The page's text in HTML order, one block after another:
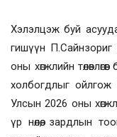
Хэлэлцэж буй
гишүүн П.Сайнзориг
оны хөгжлийн
холбогдлыг ойлгож
Улсын 2026 оны
үр нөлөө, зардлын